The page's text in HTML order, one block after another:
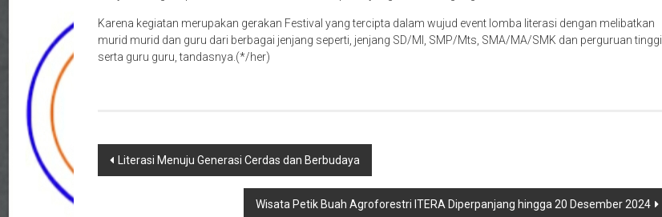
Karena kegiatan merupakan gerakan Festival yang tercipta dalam wujud event lomba literasi dengan melibatkan
murid murid dan guru dari berbagai jenjang seperti, jenjang SD/MI, SMP/Mts, SMA/MA/SMK dan perguruan tinggi
serta guru guru, tandasnya.(*/her)
Navigasi
Literasi Menuju Generasi Cerdas dan Berbudaya
Wisata Petik Buah Agroforestri ITERA Diperpanjang hingga 20 Desember 2024